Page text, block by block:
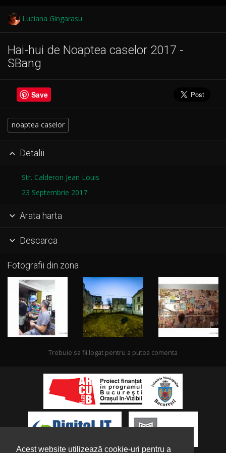
Acest website utilizează cookie-uri pentru a
Luciana Gingarasu
Hai-hui de Noaptea caselor 2017 -
SBang
Save
noaptea caselor
 Detalii
Str. Calderon Jean Louis
23 Septembrie 2017
 Arata harta
 Descarca
Fotografii din zona
Trebuie sa fii logat pentru a putea comenta